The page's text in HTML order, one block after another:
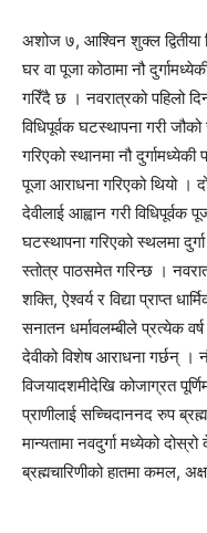
अशोज ७, आश्विन शुक्ल
घर वा पूजा कोठामा नौ
गरिँदै छ । नवरात्रको पहिलो
विधिपूर्वक घटस्थापना गरी
गरिएको स्थानमा नौ दुर्गामध्येकी
पूजा आराधना गरिएको थियो ।
देवीलाई आह्वान गरी
घटस्थापना गरिएको स्थलमा
स्तोत्र पाठसमेत गरिन्छ ।
शक्ति, ऐश्वर्य र विद्या प्राप्त
सनातन धर्मावलम्बीले प्रत्येक
देवीको विशेष आराधना गर्छन् ।
विजयादशमीदेखि कोजाग्रत
प्राणीलाई सच्चिदाननद रुप
मान्यतामा नवदुर्गा मध्येको
ब्रह्मचारिणीको हातमा कमल,